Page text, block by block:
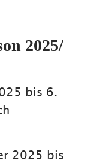
2025/
bis 6.
2025 bis